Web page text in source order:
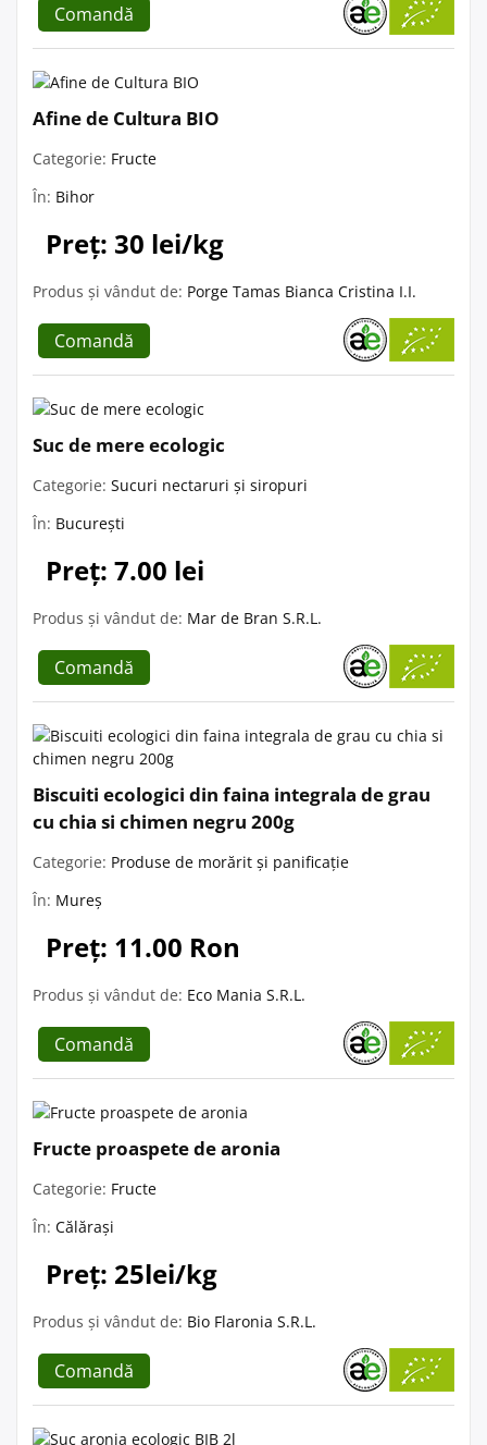
Comandă
Afine de Cultura BIO
Categorie: Fructe
În: Bihor
Preț: 30 lei/kg
Produs și vândut de: Porge Tamas Bianca Cristina I.I.
Comandă
Suc de mere ecologic
Categorie: Sucuri nectaruri și siropuri
În: București
Preț: 7.00 lei
Produs și vândut de: Mar de Bran S.R.L.
Comandă
Biscuiti ecologici din faina integrala de grau
cu chia si chimen negru 200g
Categorie: Produse de morărit și panificație
În: Mureș
Preț: 11.00 Ron
Produs și vândut de: Eco Mania S.R.L.
Comandă
Fructe proaspete de aronia
Categorie: Fructe
În: Călărași
Preț: 25lei/kg
Produs și vândut de: Bio Flaronia S.R.L.
Comandă